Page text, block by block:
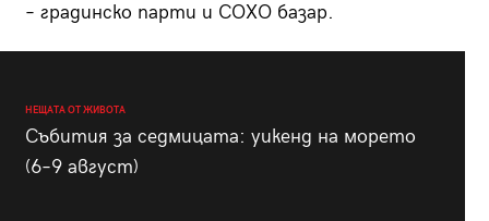
– градинско парти и СОХО базар.
НЕЩАТА ОТ ЖИВОТА
Събития за седмицата: уикенд на морето
(6–9 август)